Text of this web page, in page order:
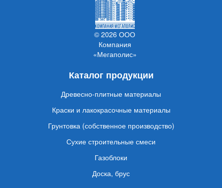
© 2026 ООО
Компания
«Мегаполис»
Каталог продукции
Древесно-плитные материалы
Краски и лакокрасочные материалы
Грунтовка (собственное производство)
Сухие строительные смеси
Газоблоки
Доска, брус